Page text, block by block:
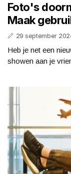
Foto's
Maak
29 september
Heb je net een
showen aan je